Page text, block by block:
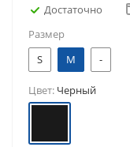
Достаточно
Размер
S
M -
Цвет: Черный